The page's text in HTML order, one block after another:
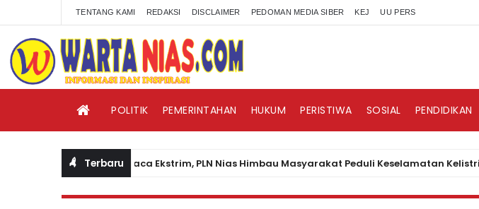
TENTANG KAMI REDAKSI DISCLAIMER PEDOMAN MEDIA SIBER KEJ UU PERS
POLITIK PEMERINTAHAN HUKUM PERISTIWA SOSIAL PENDIDIKAN
Terbaru
Waspadai Cuaca Ekstrim, PLN Nias Himbau Masyarakat Peduli Keselamatan Kelistrikan